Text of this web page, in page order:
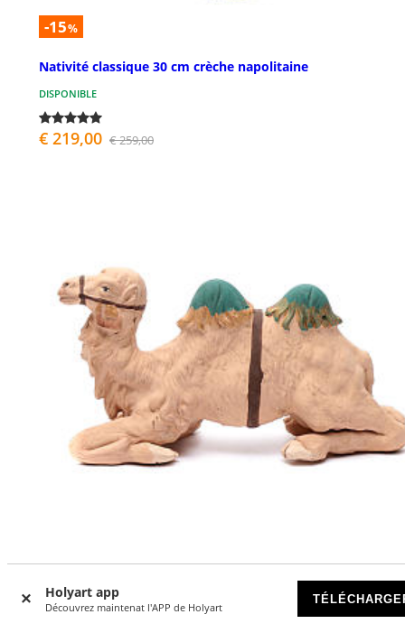
Holyart app
Découvrez maintenat l'APP de Holyart
-15%
Nativité classique 30 cm crèche napolitaine
DISPONIBLE
€ 219,00 € 259,00
Chameau décoré assis terre cuite 24 cm crèche napolitaine